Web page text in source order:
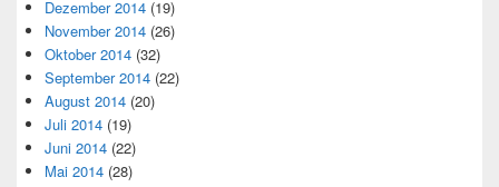
Dezember 2014 (19)
November 2014 (26)
Oktober 2014 (32)
September 2014 (22)
August 2014 (20)
Juli 2014 (19)
Juni 2014 (22)
Mai 2014 (28)